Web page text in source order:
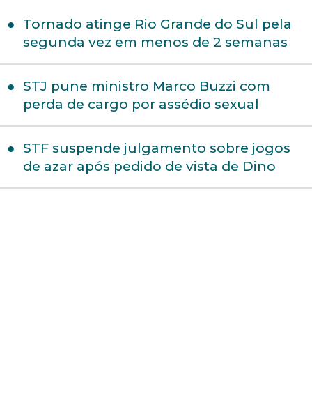
Tornado atinge Rio Grande do Sul pela
segunda vez em menos de 2 semanas
STJ pune ministro Marco Buzzi com
perda de cargo por assédio sexual
STF suspende julgamento sobre jogos
de azar após pedido de vista de Dino